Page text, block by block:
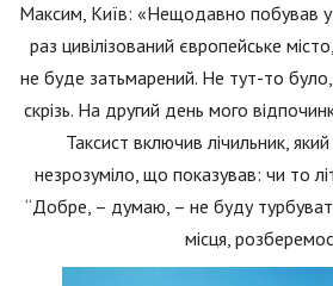
Максим, Київ: «Нещодавно побував
раз цивілізований європейське
не буде затьмарений. Не тут-то
скрізь. На другий день мого
Таксист включив лічильник, який
незрозуміло, що показував: чи то
“Добре, – думаю, – не буду
місця,